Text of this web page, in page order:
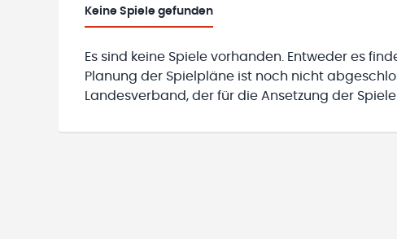
Keine Spiele gefunden
Es sind keine Spiele vorhanden. Entweder es
Planung der Spielpläne ist noch nicht
Landesverband, der für die Ansetzung der